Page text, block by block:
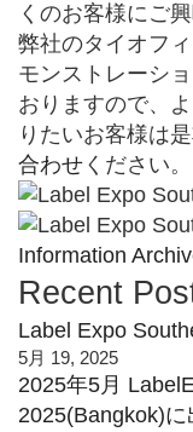
くのお客様にご
弊社のタイオフ
モンストレーシ
おりますので、
りたいお客様は
合わせください。
Information
Recent
Label Expo
5月 19, 2025
2025年5月
2025(Bangkok)に